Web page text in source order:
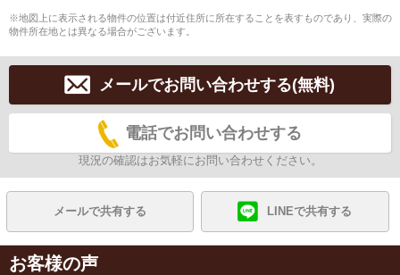
※地図上に表示される物件の位置は付近住所に所在することを表すものであり、実際の
物件所在地とは異なる場合がございます。
メールでお問い合わせする(無料)
電話でお問い合わせする
現況の確認はお気軽にお問い合わせください。
メールで共有する LINEで共有する
お客様の声